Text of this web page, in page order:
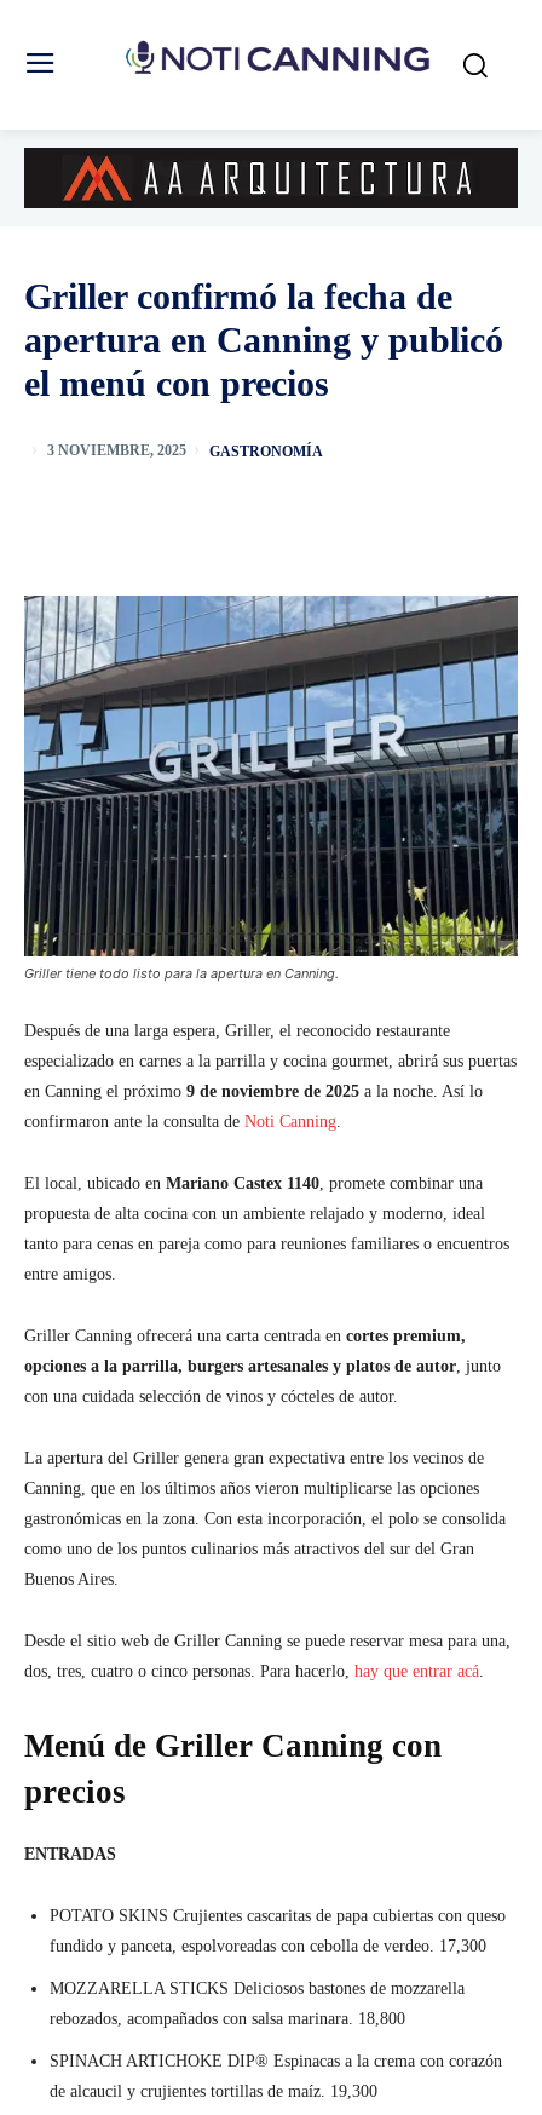
Griller confirmó la fecha de
apertura en Canning y publicó
el menú con precios
3 NOVIEMBRE, 2025 GASTRONOMÍA
Griller tiene todo listo para la apertura en Canning.
Después de una larga espera, Griller, el reconocido restaurante
especializado en carnes a la parrilla y cocina gourmet, abrirá sus puertas
en Canning el próximo 9 de noviembre de 2025 a la noche. Así lo
confirmaron ante la consulta de Noti Canning
El local, ubicado en Mariano Castex 1140 , promete combinar una
propuesta de alta cocina con un ambiente relajado y moderno, ideal
tanto para cenas en pareja como para reuniones familiares o encuentros
entre amigos.
Griller Canning ofrecerá una carta centrada en cortes premium,
opciones a la parrilla, burgers artesanales y platos de autor , junto
con una cuidada selección de vinos y cócteles de autor.
La apertura del Griller genera gran expectativa entre los vecinos de
Canning, que en los últimos años vieron multiplicarse las opciones
gastronómicas en la zona. Con esta incorporación, el polo se consolida
como uno de los puntos culinarios más atractivos del sur del Gran
Buenos Aires.
Desde el sitio web de Griller Canning se puede reservar mesa para una,
dos, tres, cuatro o cinco personas. Para hacerlo, hay que entrar acá
Menú de Griller Canning con
precios
ENTRADAS
POTATO SKINS Crujientes cascaritas de papa cubiertas con queso
fundido y panceta, espolvoreadas con cebolla de verdeo. 17,300
MOZZARELLA STICKS Deliciosos bastones de mozzarella
rebozados, acompañados con salsa marinara. 18,800
SPINACH ARTICHOKE DIP® Espinacas a la crema con corazón
de alcaucil y crujientes tortillas de maíz. 19,300